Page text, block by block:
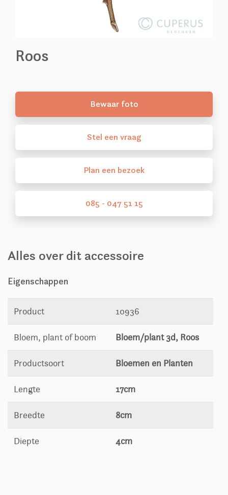
Roos
Bewaar foto
Stel een vraag
Plan een bezoek
085 - 047 51 15
Alles over dit accessoire
Eigenschappen
Product 10936
Bloem, plant of boom Bloem/plant 3d, Roos
Productsoort Bloemen en Planten
Lengte 17cm
Breedte 8cm
Diepte 4cm